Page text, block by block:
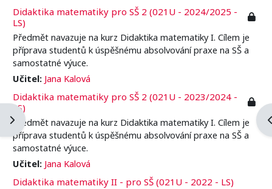
Apri il cassetto del blocco
Didaktika matematiky pro SŠ 2 (021U - 2024/2025 -
LS)
Předmět navazuje na kurz Didaktika matematiky I. Cílem je
příprava studentů k úspěšnému absolvování praxe na SŠ a
samostatné výuce.
Učitel: Jana Kalová
Didaktika matematiky pro SŠ 2 (021U - 2023/2024 -
LS)
Předmět navazuje na kurz Didaktika matematiky I. Cílem je
příprava studentů k úspěšnému absolvování praxe na SŠ a
samostatné výuce.
Učitel: Jana Kalová
Didaktika matematiky II - pro SŠ (021U - 2022 - LS)